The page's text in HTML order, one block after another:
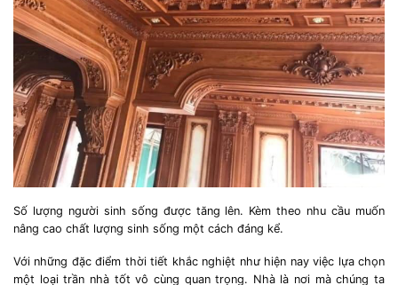
Số lượng người sinh sống được tăng lên. Kèm theo nhu cầu muốn
nâng cao chất lượng sinh sống một cách đáng kể.
Với những đặc điểm thời tiết khắc nghiệt như hiện nay việc lựa chọn
một loại trần nhà tốt vô cùng quan trọng. Nhà là nơi mà chúng ta